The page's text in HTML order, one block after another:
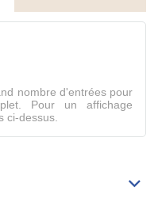
le
nombre d'entrées pour
Pour un affichage
ci-dessus.